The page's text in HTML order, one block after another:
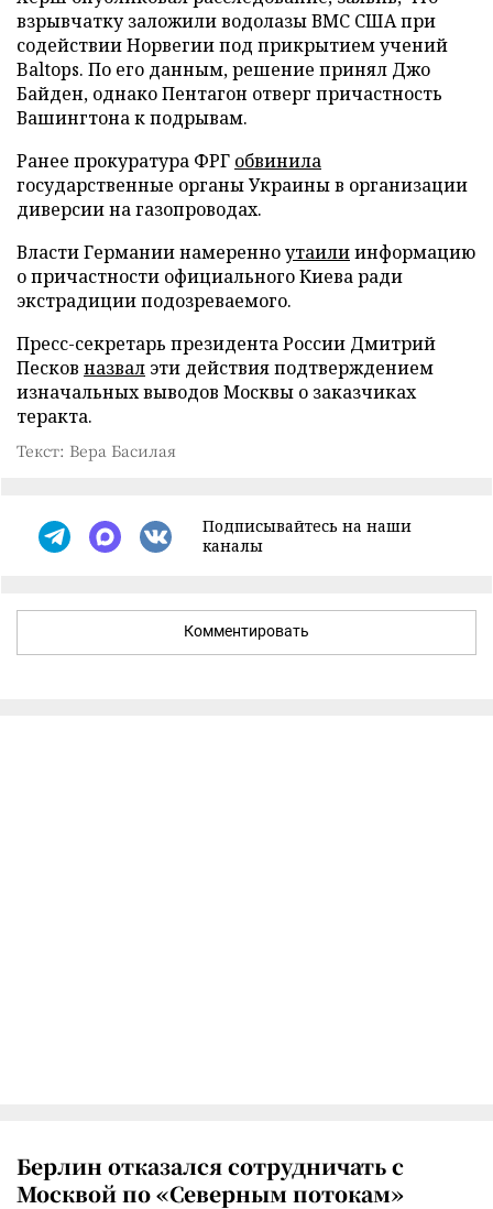
взрывчатку заложили водолазы ВМС США при
содействии Норвегии под прикрытием учений
Baltops. По его данным, решение принял Джо
Байден, однако Пентагон отверг причастность
Вашингтона к подрывам.
Ранее прокуратура ФРГ обвинила
государственные органы Украины в организации
диверсии на газопроводах.
Власти Германии намеренноутаилиинформацию
о причастности официального Киева ради
экстрадиции подозреваемого.
Пресс-секретарь президента России Дмитрий
Песков назвал эти действия подтверждением
изначальных выводов Москвы о заказчиках
теракта.
Текст: Вера Басилая
Подписывайтесь на наши
каналы
Комментировать
Берлин отказался сотрудничать с
Москвой по «Северным потокам»